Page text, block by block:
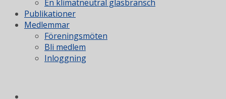
En klimatneutral glasbransch
Publikationer
Medlemmar
Föreningsmöten
Bli medlem
Inloggning